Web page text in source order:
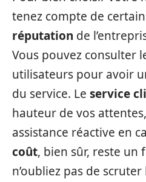
tenez compte de
réputation de
Vous pouvez consulter
utilisateurs pour avoir
du service. Le service
hauteur de vos
assistance réactive en
coût, bien sûr, reste un
n’oubliez pas de